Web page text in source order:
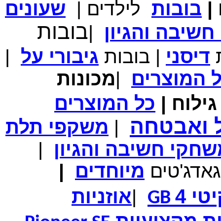
₪700.00 מחיר שוק
₪339.00 המחיר שלך
במבצע תיק לנשיאת מחשב נייד 10.1 אינץ' בצבע ורוד בעל
עיטור פרחוני
₪150.00 מחיר שוק
₪99.00 המחיר שלך
₪104.00 המחיר כולל משלוח :
נרתיק עור יוקרתי עבור אייפוד וידאו 60GB\80GB \שחור
| בובות לילדים |
שעונים
והגיון
|בובות
דיסני | בובות גיבורי על
|
המוצרים |מכונות
| כל המוצרים
ואבטחה | משקפי תלת
חשיבה והגיון
|
גאדג'טים מיוחדים |
4
GB
|אוזניות